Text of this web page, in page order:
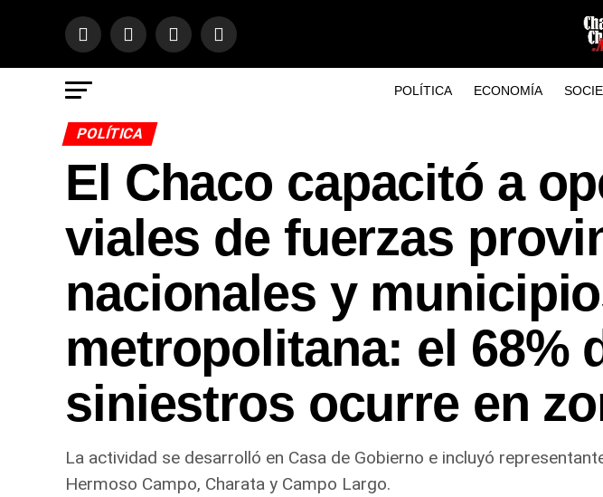
POLÍTICA ECONOMÍA
POLÍTICA
El Chaco capacitó a
viales de fuerzas
nacionales y
metropolitana: el 68%
siniestros ocurre en
La actividad se desarrolló en Casa de Gobierno e incluyó
Hermoso Campo, Charata y Campo Largo.